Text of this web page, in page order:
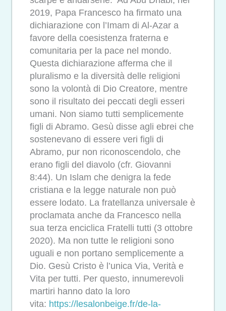
2019, Papa Francesco ha firmato una
dichiarazione con l’Imam di Al-Azar a
favore della coesistenza fraterna e
comunitaria per la pace nel mondo.
Questa dichiarazione afferma che il
pluralismo e la diversità delle religioni
sono la volontà di Dio Creatore, mentre
sono il risultato dei peccati degli esseri
umani. Non siamo tutti semplicemente
figli di Abramo. Gesù disse agli ebrei che
sostenevano di essere veri figli di
Abramo, pur non riconoscendolo, che
erano figli del diavolo (cfr. Giovanni
8:44). Un Islam che denigra la fede
cristiana e la legge naturale non può
essere lodato. La fratellanza universale è
proclamata anche da Francesco nella
sua terza enciclica Fratelli tutti (3 ottobre
2020). Ma non tutte le religioni sono
uguali e non portano semplicemente a
Dio. Gesù Cristo è l’unica Via, Verità e
Vita per tutti. Per questo, innumerevoli
martiri hanno dato la loro
vita: https://lesalonbeige.fr/de-la-